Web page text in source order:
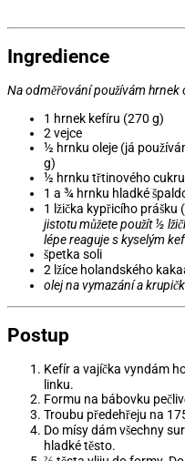
Ingredience
Na odměřování používám hrnek
1 hrnek kefíru (270 g)
2 vejce
½ hrnku oleje (já
g)
½ hrnku třtinového
1 a ¾ hrnku hladké
1 lžička kypřicího
jistotu můžete použít ½
lépe reaguje s kyselým
špetka soli
2 lžíce holandského
olej na vymazání a
Postup
Kefír a vajíčka vyndám
linku.
Formu na bábovku
Troubu předehřeju na
Do mísy dám všechny
hladké těsto.